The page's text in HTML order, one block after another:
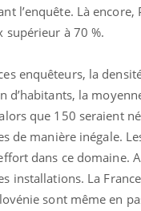
l’enquête. Là
supérieur à 70 %.
enquêteurs, la
la
que 150 seraient
de manière inégale.
dans ce domaine.
installations. La
sont même en